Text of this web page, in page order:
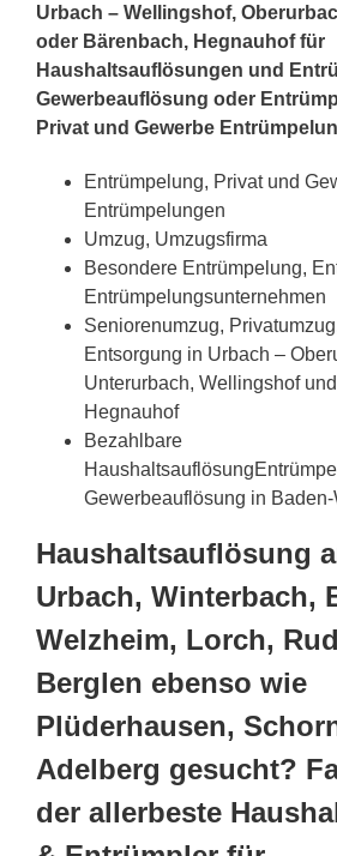
Urbach – Wellingshof,
oder Bärenbach, Hegnauhof für
Haushaltsauflösungen und
Gewerbeauflösung oder
Privat und Gewerbe
Entrümpelung, Privat und
Entrümpelungen
Umzug, Umzugsfirma
Besondere Entrümpelung,
Entrümpelungsunternehmen
Seniorenumzug,
Entsorgung in Urbach –
Unterurbach, Wellingshof
Hegnauhof
Bezahlbare
Gewerbeauflösung in Baden-
Haushaltsauflösung
Urbach, Winterbach,
Welzheim, Lorch,
Berglen ebenso wie
Plüderhausen,
Adelberg gesucht?
der allerbeste